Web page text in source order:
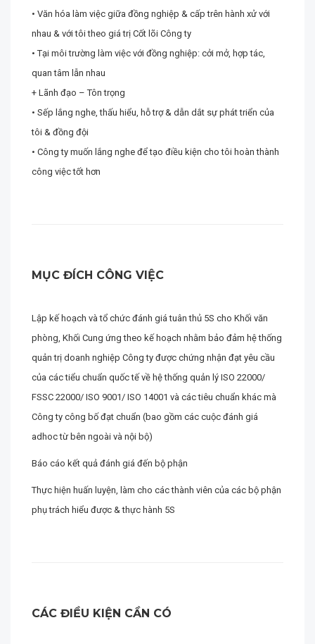
• Văn hóa làm việc giữa đồng nghiệp & cấp trên hành xử với
nhau & với tôi theo giá trị Cốt lõi Công ty
• Tại môi trường làm việc với đồng nghiệp: cởi mở, hợp tác,
quan tâm lẫn nhau
+ Lãnh đạo – Tôn trọng
• Sếp lắng nghe, thấu hiểu, hỗ trợ & dẫn dắt sự phát triển của
tôi & đồng đội
• Công ty muốn lắng nghe để tạo điều kiện cho tôi hoàn thành
công việc tốt hơn
MỤC ĐÍCH CÔNG VIỆC
Lập kế hoạch và tổ chức đánh giá tuân thủ 5S cho Khối văn
phòng, Khối Cung ứng theo kế hoạch nhằm bảo đảm hệ thống
quản trị doanh nghiệp Công ty được chứng nhận đạt yêu cầu
của các tiểu chuẩn quốc tế về hệ thống quản lý ISO 22000/
FSSC 22000/ ISO 9001/ ISO 14001 và các tiêu chuẩn khác mà
Công ty công bố đạt chuẩn (bao gồm các cuộc đánh giá
adhoc từ bên ngoài và nội bộ)
Báo cáo kết quả đánh giá đến bộ phận
Thực hiện huấn luyện, làm cho các thành viên của các bộ phận
phụ trách hiểu được & thực hành 5S
CÁC ĐIỀU KIỆN CẦN CÓ